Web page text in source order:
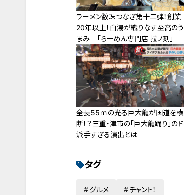
ラーメン数珠つなぎ第十二弾！創業
20年以上！白湯が織りなす至高のう
まみ 「らーめん専門店 拉ノ刻」
全長55ｍの光る巨大龍が国道を横
断！？三重・津市の「巨大龍踊り」のド
派手すぎる演出とは
タグ
グルメ チャント！